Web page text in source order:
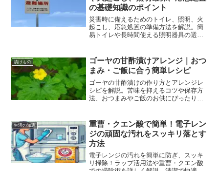
の基礎知識のポイント
災害時に備えるためのトイレ、照明、火
起こし、応急処置の準備方法を解説。簡
易トイレや長時間使える照明器具の選び
漬けもの
ゴーヤの甘酢漬けアレンジ｜おつ
まみ・ご飯に合う簡単レシピ
ゴーヤの甘酢漬けの作り方とアレンジレ
シピを解説。苦味を抑えるコツや保存方
法、おつまみやご飯のお供にぴったりの
生活の知恵
重曹・クエン酸で簡単！電子レン
ジの頑固な汚れをスッキリ落とす
方法
電子レンジの汚れを簡単に防ぎ、スッキ
リ掃除！ラップ活用法や重曹・クエン酸